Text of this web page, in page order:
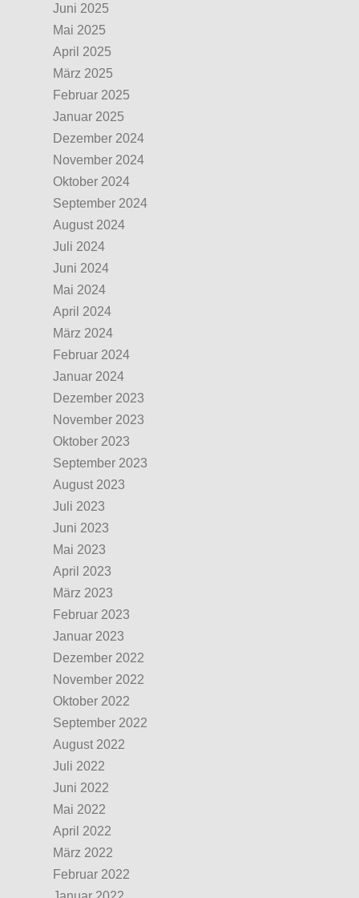
Juni 2025
Mai 2025
April 2025
März 2025
Februar 2025
Januar 2025
Dezember 2024
November 2024
Oktober 2024
September 2024
August 2024
Juli 2024
Juni 2024
Mai 2024
April 2024
März 2024
Februar 2024
Januar 2024
Dezember 2023
November 2023
Oktober 2023
September 2023
August 2023
Juli 2023
Juni 2023
Mai 2023
April 2023
März 2023
Februar 2023
Januar 2023
Dezember 2022
November 2022
Oktober 2022
September 2022
August 2022
Juli 2022
Juni 2022
Mai 2022
April 2022
März 2022
Februar 2022